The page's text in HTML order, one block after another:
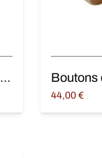
Boutons de manchette dorés Croix occitane
44,00€
Ajouter au